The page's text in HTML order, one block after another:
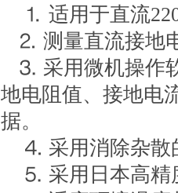
⒈ 适用于直流
⒉ 测量直流接地
⒊ 采用微机操作
地电阻值、接地电
据。
⒋ 采用消除杂散
⒌ 采用日本高精